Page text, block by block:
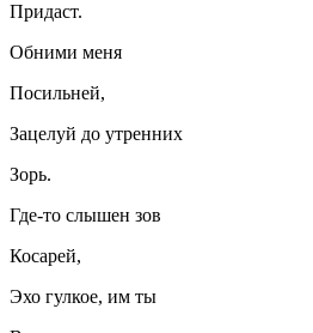
Придаст.
Обними меня
Посильней,
Зацелуй до утренних
Зорь.
Где-то слышен зов
Косарей,
Эхо гулкое, им ты